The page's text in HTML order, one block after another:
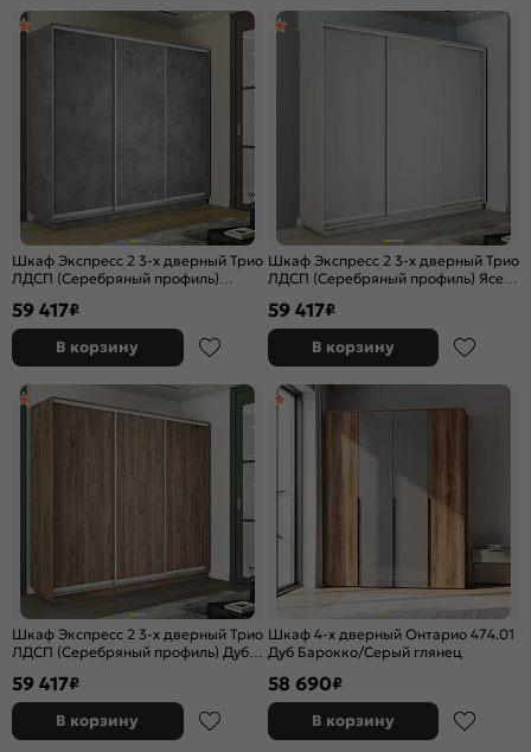
Шкаф Экспресс 2 3-х дверный Трио
ЛДСП (Серебряный профиль)
59 417₽
В корзину
Шкаф Экспресс 2 3-х дверный Трио
ЛДСП (Серебряный профиль) Ясень
59 417₽
В корзину
Шкаф Экспресс 2 3-х дверный Трио
ЛДСП (Серебряный профиль) Дуб
59 417₽
В корзину
Шкаф 4-х дверный Онтарио 474.01
Дуб Барокко/Серый глянец
58 690₽
В корзину